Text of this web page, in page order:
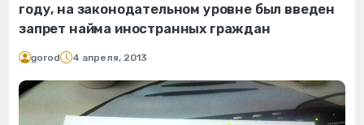
году, на законодательном уровне был введен
запрет найма иностранных граждан
gorod 4 апреля, 2013